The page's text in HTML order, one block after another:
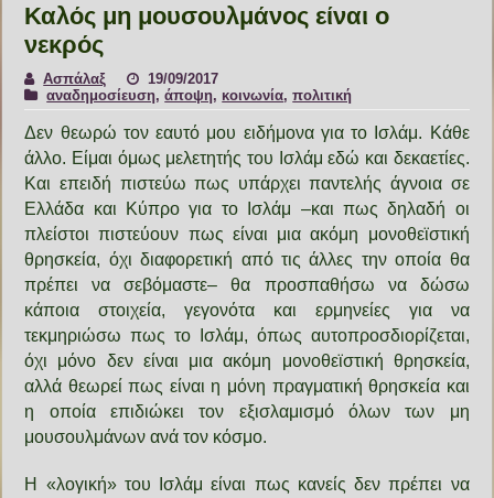
Καλός μη μουσουλμάνος είναι ο
νεκρός
Ασπάλαξ
19/09/2017
αναδημοσίευση,άποψη, κοινωνία,πολιτική
Δεν θεωρώ τον εαυτό μου ειδήμονα για το Ισλάμ. Κάθε
άλλο. Είμαι όμως μελετητής του Ισλάμ εδώ και δεκαετίες.
Και επειδή πιστεύω πως υπάρχει παντελής άγνοια σε
Ελλάδα και Κύπρο για το Ισλάμ –και πως δηλαδή οι
πλείστοι πιστεύουν πως είναι μια ακόμη μονοθεϊστική
θρησκεία, όχι διαφορετική από τις άλλες την οποία θα
πρέπει να σεβόμαστε– θα προσπαθήσω να δώσω
κάποια στοιχεία, γεγονότα και ερμηνείες για να
τεκμηριώσω πως το Ισλάμ, όπως αυτοπροσδιορίζεται,
όχι μόνο δεν είναι μια ακόμη μονοθεϊστική θρησκεία,
αλλά θεωρεί πως είναι η μόνη πραγματική θρησκεία και
η οποία επιδιώκει τον εξισλαμισμό όλων των μη
μουσουλμάνων ανά τον κόσμο.
Η «λογική» του Ισλάμ είναι πως κανείς δεν πρέπει να